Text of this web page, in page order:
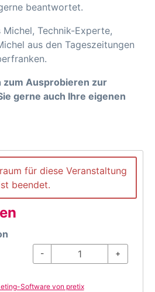
beantwortet.
Technik-Experte,
aus den Tageszeitungen
zum Ausprobieren zur
gerne auch Ihre eigenen
für diese Veranstaltung
beendet.
- +
Software von pretix